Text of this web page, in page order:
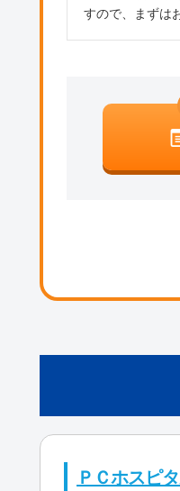
すので、まずは
ＰＣホスピ